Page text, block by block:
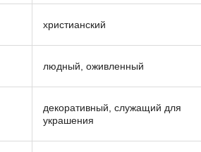
христианский
людный, оживленный
декоративный, служащий для
украшения